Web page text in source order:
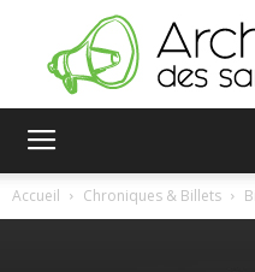
Accueil Chroniques & Billets